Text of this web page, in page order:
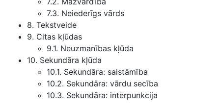
7.3. Neiederīgs vārds
8. Tekstveide
9. Citas kļūdas
9.1. Neuzmanības kļūda
10. Sekundāra kļūda
10.1. Sekundāra: saistāmība
10.2. Sekundāra: vārdu secība
10.3. Sekundāra: interpunkcija